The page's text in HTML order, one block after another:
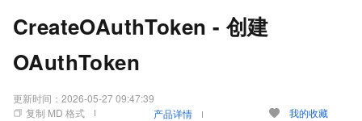
CreateOAuthToken - 创建
OAuthToken
更新时间： 2026-05-27 09:47:39
复制 MD 格式
产品详情 我的收藏